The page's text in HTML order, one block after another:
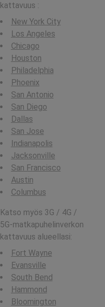
kattavuus :
New York City
Los Angeles
Chicago
Houston
Philadelphia
Phoenix
San Antonio
San Diego
Dallas
San Jose
Indianapolis
Jacksonville
San Francisco
Austin
Columbus
Katso myös 3G / 4G /
5G-matkapuhelinverkon
kattavuus alueellasi:
Fort Wayne
Evansville
South Bend
Hammond
Bloomington